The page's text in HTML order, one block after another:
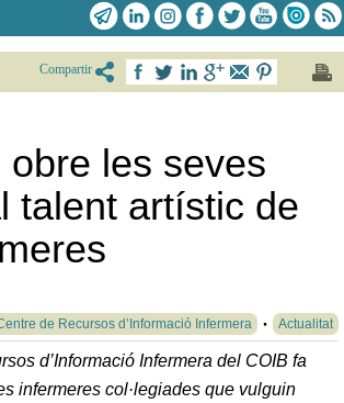
Compartir
obre les seves
talent artístic de
de Recursos d’Informació Infermera
Actualitat
d’Informació Infermera del COIB fa
infermeres col·legiades que vulguin